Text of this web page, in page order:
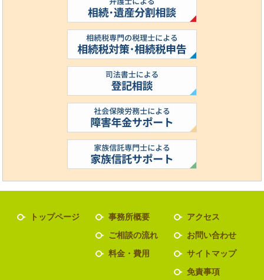
トップページ
事務所概要
ご相談の流れ
料金・費用
アクセス
お問い合わせ
サイトマップ
免責事項